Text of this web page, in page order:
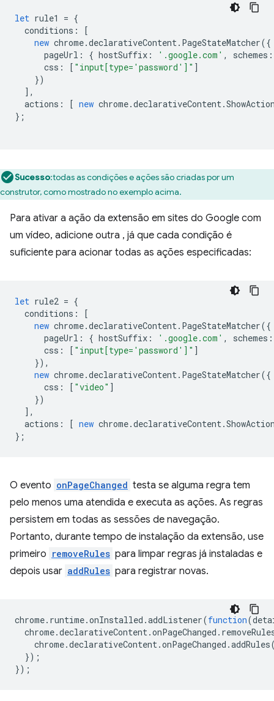
let rule1 = {
conditions :
[
new chrome.declarativeContent. PageStateMatcher({
pageUrl : { hostSuffix : '.google.com' , schemes :
css : [ "input[type='password']" ]
})
],
actions : [ new chrome.declarativeContent.
};
Sucesso:todas as condições e ações são criadas por um
construtor, como mostrado no exemplo acima.
Para ativar a ação da extensão em sites do Google com
um vídeo, adicione outra , já que cada condição é
suficiente para acionar todas as ações especificadas:
let rule2 = {
conditions :
[
new chrome.declarativeContent. PageStateMatcher({
pageUrl : { hostSuffix : '.google.com' , schemes :
css : [ "input[type='password']" ]
}),
new chrome.declarativeContent. PageStateMatcher({
css : [ "video" ]
})
],
actions : [ new chrome.declarativeContent.
};
O evento onPageChanged testa se alguma regra tem
pelo menos uma atendida e executa as ações. As regras
persistem em todas as sessões de navegação.
Portanto, durante tempo de instalação da extensão, use
primeiro removeRules para limpar regras já instaladas e
depois usar addRules para registrar novas.
chrome. runtime.onInstalled .addListener(function(
chrome.declarativeContent.onPageChanged .
chrome.declarativeContent.onPageChanged .addRules
});
});